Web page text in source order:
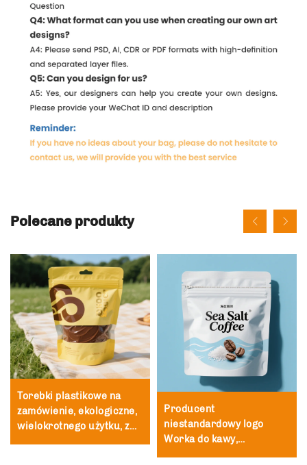
Polecane produkty
Torebki plastikowe na
zamówienie, ekologiczne,
wielokrotnego użytku, z
Producent
niestandardowy logo
Worka do kawy,